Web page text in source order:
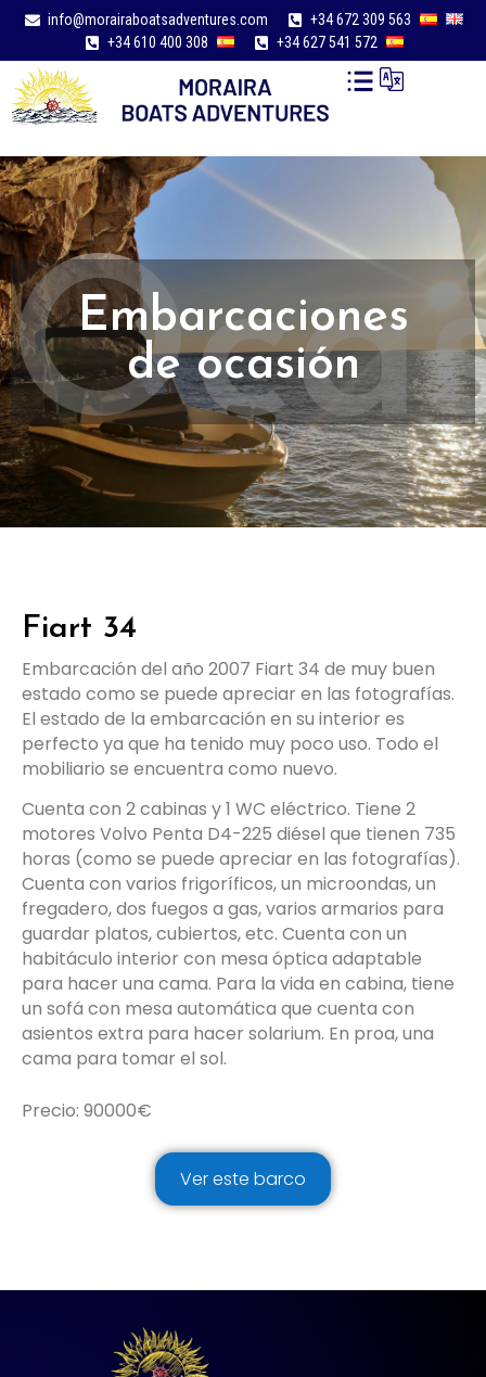
info@morairaboatsadventures.com
+34 672 309 563
+34 610 400 308
+34 627 541 572
Embarcaciones
de ocasión
Fiart 34
Embarcación del año 2007 Fiart 34 de muy buen
estado como se puede apreciar en las fotografías.
El estado de la embarcación en su interior es
perfecto ya que ha tenido muy poco uso. Todo el
mobiliario se encuentra como nuevo.
Cuenta con 2 cabinas y 1 WC eléctrico. Tiene 2
motores Volvo Penta D4-225 diésel que tienen 735
horas (como se puede apreciar en las fotografías).
Cuenta con varios frigoríficos, un microondas, un
fregadero, dos fuegos a gas, varios armarios para
guardar platos, cubiertos, etc. Cuenta con un
habitáculo interior con mesa óptica adaptable
para hacer una cama. Para la vida en cabina, tiene
un sofá con mesa automática que cuenta con
asientos extra para hacer solarium. En proa, una
cama para tomar el sol.
Precio: 90000€
Ver este barco